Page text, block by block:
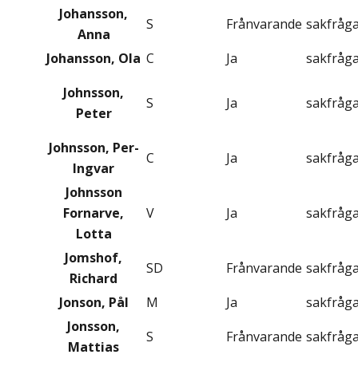
Johansson,
Anna
S Frånvarande
Johansson, Ola C Ja
Johnsson,
Peter
S Ja
Johnsson, Per-
Ingvar
C Ja
Johnsson
Fornarve,
Lotta
V Ja
Jomshof,
Richard
SD Frånvarande
Jonson, Pål
M Ja
Jonsson,
Mattias
S Frånvarande